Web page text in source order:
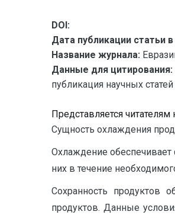
DOI:
Дата публикации статьи
Название журнала:
Данные для цитирования:
публикация научных
Представляется
Сущность охлаждения
Охлаждение обеспечивает
них в течение
Сохранность продуктов
продуктов. Данные